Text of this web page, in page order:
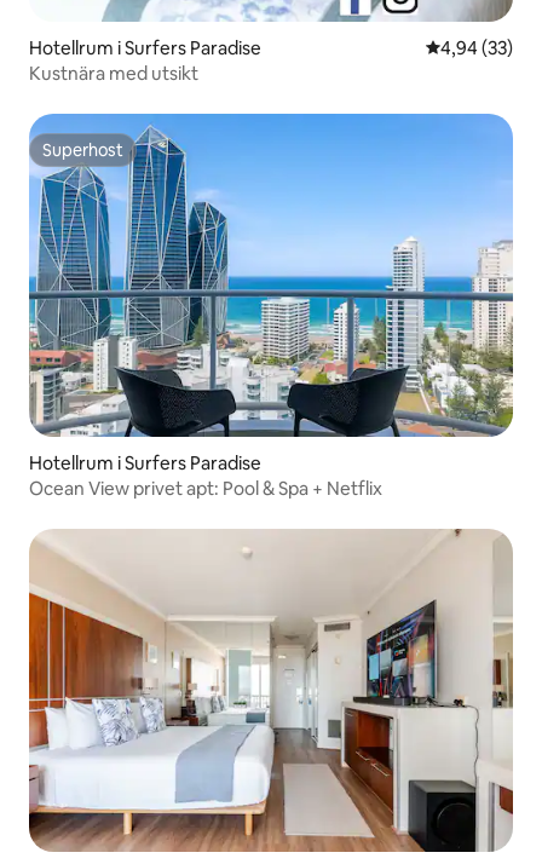
Hotellrum i Surfers Paradise 4,94 av 5 i
4,94 (33)
Kustnära med utsikt
Superhost
Superhost
Hotellrum i Surfers Paradise
Ocean View privet apt: Pool & Spa + Netflix